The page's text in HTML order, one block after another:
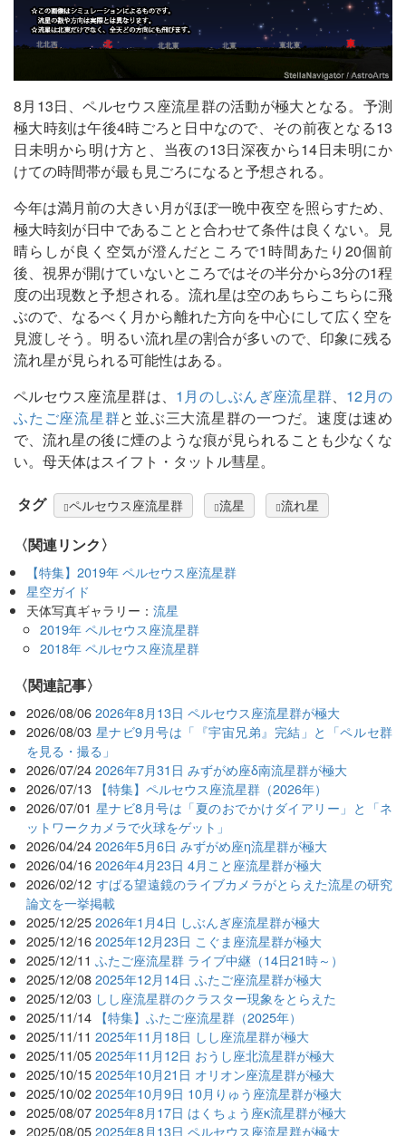
8月13日、ペルセウス座流星群の活動が極大となる。予測
極大時刻は午後4時ごろと日中なので、その前夜となる13
日未明から明け方と、当夜の13日深夜から14日未明にか
けての時間帯が最も見ごろになると予想される。
今年は満月前の大きい月がほぼ一晩中夜空を照らすため、
極大時刻が日中であることと合わせて条件は良くない。見
晴らしが良く空気が澄んだところで1時間あたり20個前
後、視界が開けていないところではその半分から3分の1程
度の出現数と予想される。流れ星は空のあちらこちらに飛
ぶので、なるべく月から離れた方向を中心にして広く空を
見渡しそう。明るい流れ星の割合が多いので、印象に残る
流れ星が見られる可能性はある。
ペルセウス座流星群は、 1月のしぶんぎ座流星群、 12月の
ふたご座流星群と並ぶ三大流星群の一つだ。速度は速め
で、流れ星の後に煙のような痕が見られることも少なくな
い。母天体はスイフト・タットル彗星。
タグ ペルセウス座流星群 流星 流れ星
〈関連リンク〉
【特集】2019年 ペルセウス座流星群
星空ガイド
天体写真ギャラリー：流星
2019年 ペルセウス座流星群
2018年 ペルセウス座流星群
関連記事
2026/08/06 2026年8月13日 ペルセウス座流星群が極大
2026/08/03 星ナビ9月号は「『宇宙兄弟』完結」と「ペルセ群
を見る・撮る」
2026/07/24 2026年7月31日 みずがめ座δ南流星群が極大
2026/07/13 【特集】ペルセウス座流星群（2026年）
2026/07/01 星ナビ8月号は「夏のおでかけダイアリー」と「ネ
ットワークカメラで火球をゲット」
2026/04/24 2026年5月6日 みずがめ座η流星群が極大
2026/04/16 2026年4月23日 4月こと座流星群が極大
2026/02/12 すばる望遠鏡のライブカメラがとらえた流星の研究
論文を一挙掲載
2025/12/25 2026年1月4日 しぶんぎ座流星群が極大
2025/12/16 2025年12月23日 こぐま座流星群が極大
2025/12/11 ふたご座流星群 ライブ中継（14日21時～）
2025/12/08 2025年12月14日 ふたご座流星群が極大
2025/12/03 しし座流星群のクラスター現象をとらえた
2025/11/14 【特集】ふたご座流星群（2025年）
2025/11/11 2025年11月18日 しし座流星群が極大
2025/11/05 2025年11月12日 おうし座北流星群が極大
2025/10/15 2025年10月21日 オリオン座流星群が極大
2025/10/02 2025年10月9日 10月りゅう座流星群が極大
2025/08/07 2025年8月17日 はくちょう座κ流星群が極大
2025/08/05 2025年8月13日 ペルセウス座流星群が極大